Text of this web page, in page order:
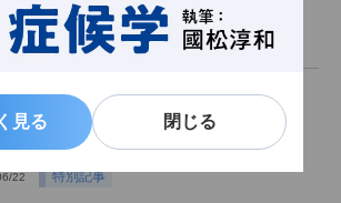
見る 閉じる
見る 閉じる
26 ニュース
薫る』医事考証に聞く、医療描写の
ルと明治のナース
22 特別記事